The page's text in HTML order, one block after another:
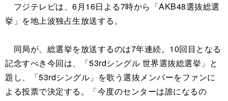
フジテレビは、6月16日よる7時から「AKB48選抜総選
挙」を地上波独占生放送する。
同局が、総選挙を放送するのは7年連続。10回目となる
記念すべき今回は、「53rdシングル 世界選抜総選挙」と
題し、「53rdシングル」を歌う選抜メンバーをファンに
よる投票で決定する。「今度のセンターは誰になるの